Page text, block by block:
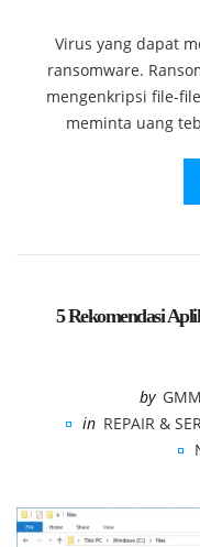
Virus yang dapat
ransomware.
mengenkripsi file-
meminta uang
5 Rekomendasi
by
in REPAIR &